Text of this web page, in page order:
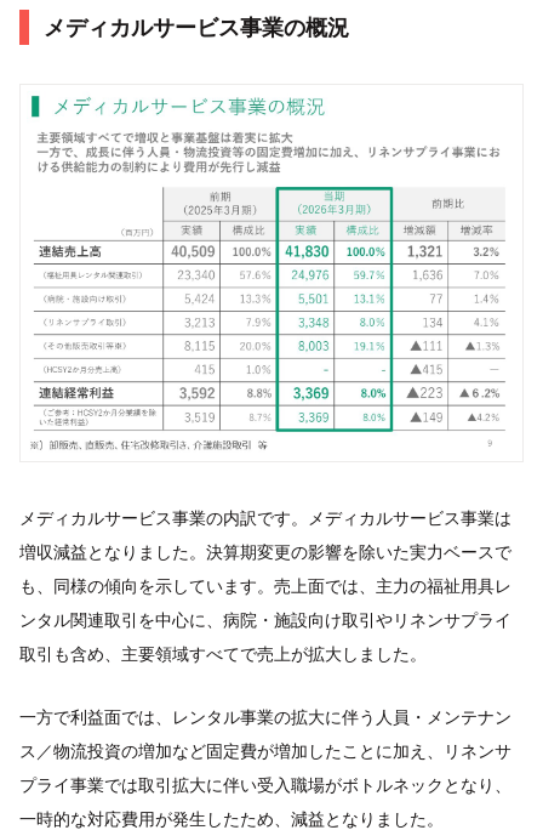
メディカルサービス事業の概況
メディカルサービス事業の内訳です。メディカルサービス事業は
増収減益となりました。決算期変更の影響を除いた実力ベースで
も、同様の傾向を示しています。売上面では、主力の福祉用具レ
ンタル関連取引を中心に、病院・施設向け取引やリネンサプライ
取引も含め、主要領域すべてで売上が拡大しました。
一方で利益面では、レンタル事業の拡大に伴う人員・メンテナン
ス／物流投資の増加など固定費が増加したことに加え、リネンサ
プライ事業では取引拡大に伴い受入職場がボトルネックとなり、
一時的な対応費用が発生したため、減益となりました。